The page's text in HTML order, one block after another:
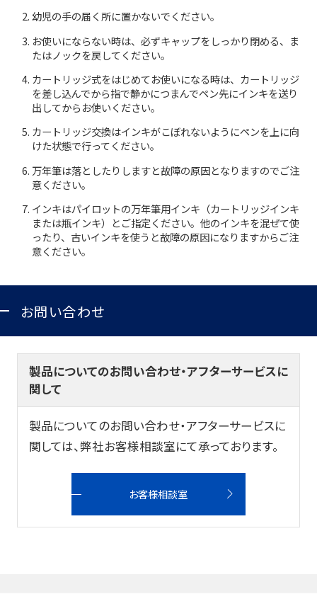
お知らせ
プレスリリース・新製品情報
パイロットのパーパス
ピックアップ
採用情報
サポート
よくある質問
筆記具修理
使用説明書
使い方動画
かく、がスキ English
幼児の手の届く所に置かないでください。
お使いにならない時は、必ずキャップをしっかり閉める、ま
たはノックを戻してください。
カートリッジ式をはじめてお使いになる時は、カートリッジ
を差し込んでから指で静かにつまんでペン先にインキを送り
出してからお使いください。
カートリッジ交換はインキがこぼれないようにペンを上に向
けた状態で行ってください。
万年筆は落としたりしますと故障の原因となりますのでご注
意ください。
インキはパイロットの万年筆用インキ（カートリッジインキ
または瓶インキ）とご指定ください。他のインキを混ぜて使
ったり、古いインキを使うと故障の原因になりますからご注
意ください。
お問い合わせ
製品についてのお問い合わせ・アフターサービスに
関して
製品についてのお問い合わせ・アフターサービスに
関しては、弊社お客様相談室にて承っております。
お客様相談室